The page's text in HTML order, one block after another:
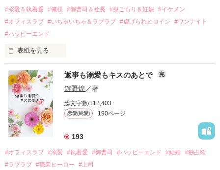
過去の傷から、二度と会いたくないと思っていた哲平に
運命のような再会を果たす。
酔った勢いで一夜を共にしてしまった。
さらに、美桜が初めてだと知った哲平は
『責任をとる、結婚しよう』と真っ直ぐに告げてきた。
戸惑う美桜とは裏腹に、好きという気持ちを隠すことなく
甘やかしてくる。
そんなある日、哲平は美桜がストーカー被害に
遭っていることを知る。
美桜を守るため、哲平は同居を提案してきて――。
夏木美桜(なつきみお)
鳴海哲平 (なるみてっぺい)
#溺愛＆執着愛 #俺様 #御曹司＆社長 #身ごもり＆妊娠 #イケメン
#オフィスラブ #いちゃいちゃ＆ラブラブ #虐げられヒロイン
#ワンナイト
#ハッピーエンド
表紙を見る
おかしな噂を流されて前の職場でうまくいかなかった梅田美
桜は、海外で傷心旅行をしていたところ、日本人美青年と出会
い、酒の勢いもあり一夜限りの関係となる。
帰国後、美桜は新しい職場でワンナイトした美青年と再会。
なんと彼の正体は、とある財閥御曹司にも関わらず、一族を離
れて起業した新進気鋭の実業家、社内でも冷徹だと評判な社長
――御影恭司その人だったのだ――！
なぜか恭司から飼い猫の世話係を命じられた美桜は、猫の世
の関係となってしまい――？
返事も溺愛もキスのあとで 完
遊野煌／著
総文字数/112,403
恋愛(純愛) 190ページ
193
#オフィスラブ #溺愛 #執着愛 #御曹司 #ハッピーエンド #結婚 #独占欲
#ラブラブ #職業ヒーロー #上司